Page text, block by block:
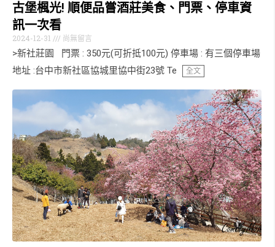
古堡楓光! 順便品嘗酒莊美食、門票、停車資
訊一次看
2024-12-31 尚無留言
>新社莊園 門票 : 350元(可折抵100元) 停車場 : 有三個停車場
地址 :台中市新社區協城里協中街23號 Te
全文